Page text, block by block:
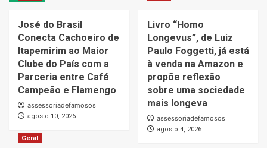
José do Brasil
Conecta Cachoeiro de
Itapemirim ao Maior
Clube do País com a
Parceria entre Café
Campeão e Flamengo
assessoriadefamosos
agosto 10, 2026
Livro “Homo
Longevus”, de Luiz
Paulo Foggetti, já está
à venda na Amazon e
propõe reflexão
sobre uma sociedade
mais longeva
assessoriadefamosos
agosto 4, 2026
Geral